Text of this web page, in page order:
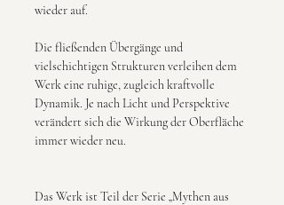
wieder auf.
Die fließenden Übergänge und
vielschichtigen Strukturen verleihen dem
Werk eine ruhige, zugleich kraftvolle
Dynamik. Je nach Licht und Perspektive
verändert sich die Wirkung der Oberfläche
immer wieder neu.
Das Werk ist Teil der Serie „Mythen aus